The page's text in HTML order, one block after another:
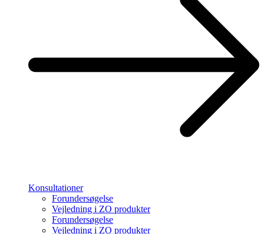
Konsultationer
Forundersøgelse
Vejledning i ZO produkter
Forundersøgelse
Vejledning i ZO produkter